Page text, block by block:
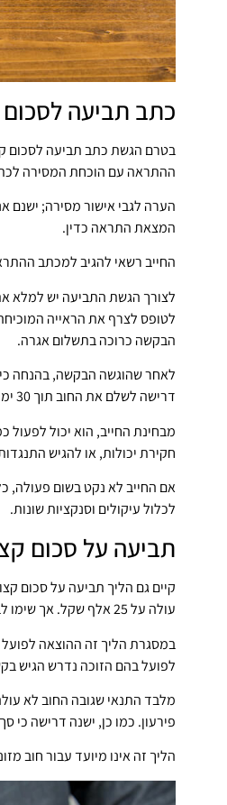
כתב תביעה
בטרם הגשת כתב תביעה לסכום
ההתראה עם הוכחת המסירה
הערה לגבי אישור מסירה;
המצאת התראה כדין.
החייב רשאי להגיב למכתב
לצורך הגשת התביעה יש למלא את הטופס המתאים (טופס 203),
לטופס לצרף את הראייה
הבקשה כרוכה בתשלום אגרה.
לאחר שהוגשה הבקשה, בהנחה
דרישה לשלם את החוב תוך 30 ימים, ולא ההוצאה לפועל רשאית להפעיל נגדו הליכי גבייה.
מבחינת החייב, הוא יכול
חקירת יכולות, או להגיש
אם החייב לא נקט בשום פעולה,
לכלול עיקולים וסנקציות שונות.
תביעה על סכום
קיים גם הליך תביעה על סכום
עולה על 25 אלף שקל. אך שימו לב כי גם אם החוב נמוך מ 25,000 שקל, עדיין מותר לכם לתבוע במסלול הרגיל.
במסגרת הליך זה ההוצאה לפועל
לפועל בהם הזוכה נדרש הגיש
פירעון. כמו כן, ישנה דרישה כי סך
הליך זה אינו מיועד עבור חוב